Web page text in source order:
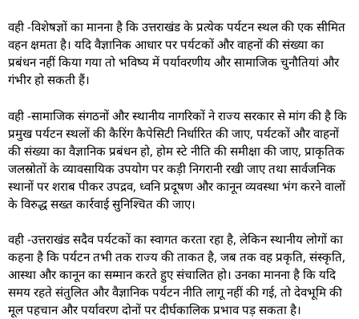
वही -विशेषज्ञों का मानना है कि उत्तराखंड के प्रत्येक पर्यटन स्थल की एक सीमित
वहन क्षमता है। यदि वैज्ञानिक आधार पर पर्यटकों और वाहनों की संख्या का
प्रबंधन नहीं किया गया तो भविष्य में पर्यावरणीय और सामाजिक चुनौतियां और
गंभीर हो सकती हैं।
वही -सामाजिक संगठनों और स्थानीय नागरिकों ने राज्य सरकार से मांग की है कि
प्रमुख पर्यटन स्थलों की कैरिंग कैपेसिटी निर्धारित की जाए, पर्यटकों और वाहनों
की संख्या का वैज्ञानिक प्रबंधन हो, होम स्टे नीति की समीक्षा की जाए, प्राकृतिक
जलस्रोतों के व्यावसायिक उपयोग पर कड़ी निगरानी रखी जाए तथा सार्वजनिक
स्थानों पर शराब पीकर उपद्रव, ध्वनि प्रदूषण और कानून व्यवस्था भंग करने वालों
के विरुद्ध सख्त कार्रवाई सुनिश्चित की जाए।
वही -उत्तराखंड सदैव पर्यटकों का स्वागत करता रहा है, लेकिन स्थानीय लोगों का
कहना है कि पर्यटन तभी तक राज्य की ताकत है, जब तक वह प्रकृति, संस्कृति,
आस्था और कानून का सम्मान करते हुए संचालित हो। उनका मानना है कि यदि
समय रहते संतुलित और वैज्ञानिक पर्यटन नीति लागू नहीं की गई, तो देवभूमि की
मूल पहचान और पर्यावरण दोनों पर दीर्घकालिक प्रभाव पड़ सकता है।